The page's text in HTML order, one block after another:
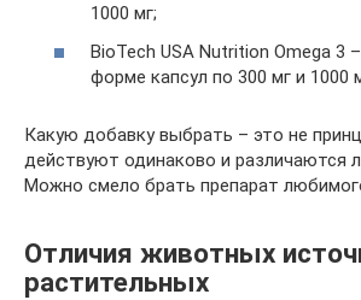
1000 мг;
BioTech USA Nutrition Omega 3
форме капсул по 300 мг и 1000
Какую добавку выбрать – это не
действуют одинаково и различаются
Можно смело брать препарат
Отличия животных
растительных